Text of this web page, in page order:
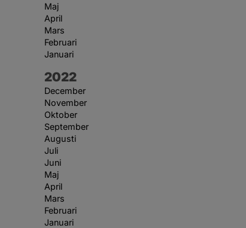
Maj
April
Mars
Februari
Januari
År:
2022
December
November
Oktober
September
Augusti
Juli
Juni
Maj
April
Mars
Februari
Januari